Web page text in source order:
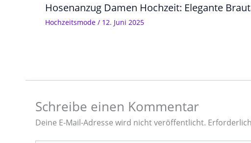
Hosenanzug Damen Hochzeit: Elegante
Hochzeitsmode / 12. Juni 2025
Schreibe einen Kommentar
Deine E-Mail-Adresse wird nicht veröffentlicht.